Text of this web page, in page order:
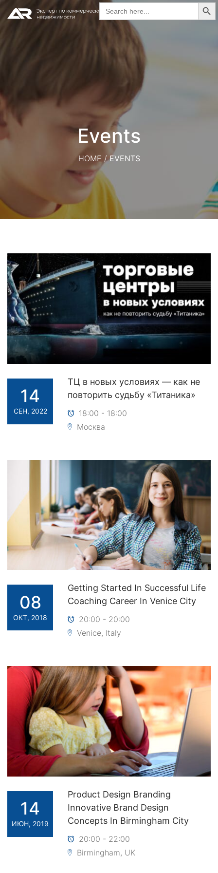
Search
for:
Search
Events
HOME / EVENTS
14
СЕН, 2022
ТЦ в новых условиях — как не
повторить судьбу «Титаника»
18:00 - 18:00
Москва
08
ОКТ, 2018
Getting Started In Successful Life
Coaching Career In Venice City
20:00 - 20:00
Venice, Italy
14
ИЮН, 2019
Product Design Branding
Innovative Brand Design
Concepts In Birmingham City
20:00 - 22:00
Birmingham, UK